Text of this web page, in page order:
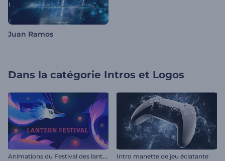
Juan Ramos
Dans la catégorie Intros et Logos
A
nimations du Festival des lanternes Intro manette de jeu éclatante